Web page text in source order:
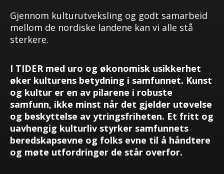
Gjennom kulturutveksling og godt samarbeid
mellom de nordiske landene kan vi alle stå
sterkere.
I TIDER med uro og økonomisk usikkerhet
øker kulturens betydning i samfunnet. Kunst
og kultur er en av pilarene i robuste
samfunn, ikke minst når det gjelder utøvelse
og beskyttelse av ytringsfriheten. Et fritt og
uavhengig kulturliv styrker samfunnets
beredskapsevne og folks evne til å håndtere
og møte utfordringer de står overfor.